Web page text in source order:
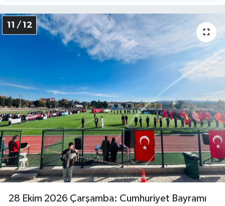
11 / 12
28 Ekim 2026 Çarşamba: Cumhuriyet Bayramı